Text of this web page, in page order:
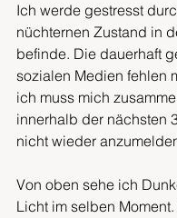
Ich werde gestresst
nüchternen Zustand in
befinde. Die dauerhaft
sozialen Medien fehlen
ich muss mich
innerhalb der nächsten
nicht wieder
Von oben sehe ich
Licht im selben